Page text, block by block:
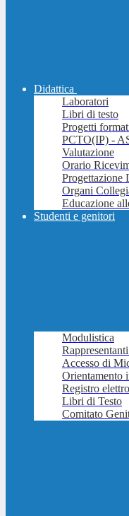
Didattica
Laboratori
Libri di testo
Progetti
PCTO(IP) -
Valutazione
Orario
Progettazione
Organi
Educazione
Studenti e genitori
Modulistica
Accesso di
Orientamento
Registro
Libri di Testo
Comitato